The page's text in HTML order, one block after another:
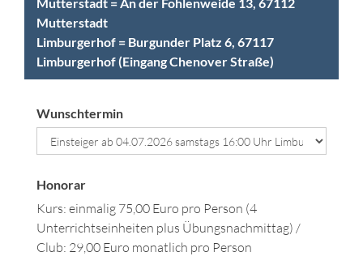
Mutterstadt
Limburgerhof = Burgunder Platz 6, 67117
Limburgerhof (Eingang Chenover Straße)
Wunschtermin
Honorar
Kurs: einmalig 75,00 Euro pro Person (4
Unterrichtseinheiten plus Übungsnachmittag) /
Club: 29,00 Euro monatlich pro Person